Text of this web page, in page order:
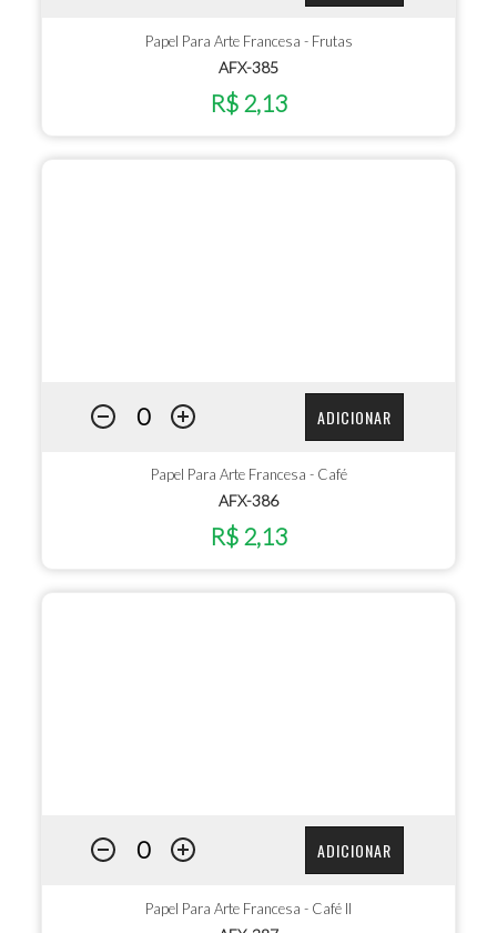
Papel Para Arte Francesa - Frutas
AFX-385
R$ 2,13
ADICIONAR
Papel Para Arte Francesa - Café
AFX-386
R$ 2,13
ADICIONAR
Papel Para Arte Francesa - Café II